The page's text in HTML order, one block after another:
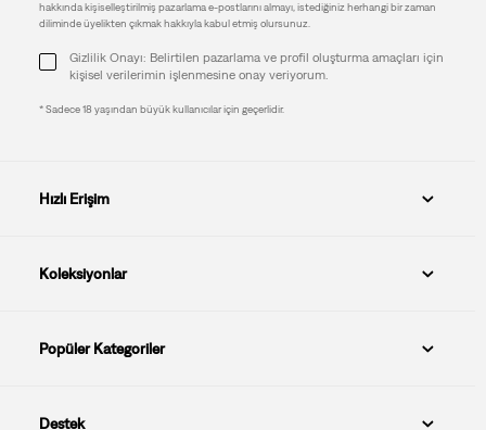
hakkında kişiselleştirilmiş pazarlama e-postlarını almayı, istediğiniz herhangi bir zaman
diliminde üyelikten çıkmak hakkıyla kabul etmiş olursunuz.
Gizlilik Onayı: Belirtilen pazarlama ve profil oluşturma amaçları için
kişisel verilerimin işlenmesine onay veriyorum.
* Sadece 18 yaşından büyük kullanıcılar için geçerlidir.
Hızlı Erişim
Koleksiyonlar
Popüler Kategoriler
Destek